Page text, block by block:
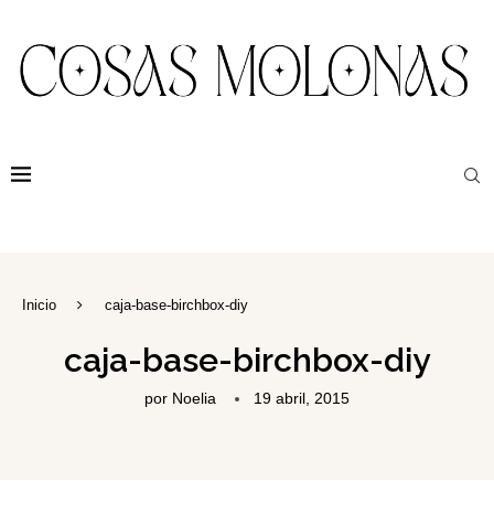
Inicio caja-base-birchbox-diy
caja-base-birchbox-diy
por Noelia 19 abril, 2015